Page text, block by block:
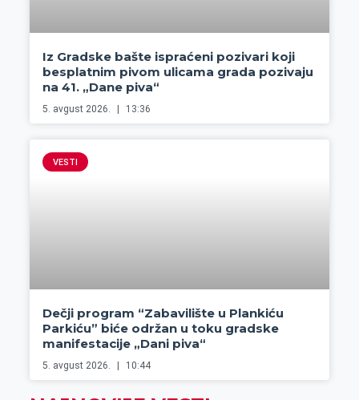
Iz Gradske bašte ispraćeni pozivari koji
besplatnim pivom ulicama grada pozivaju
na 41. „Dane piva“
5. avgust 2026. 13:36
VESTI
Dečji program “Zabavilište u Plankiću
Parkiću” biće održan u toku gradske
manifestacije „Dani piva“
5. avgust 2026. 10:44